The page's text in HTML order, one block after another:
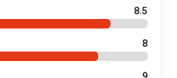
8.5
8